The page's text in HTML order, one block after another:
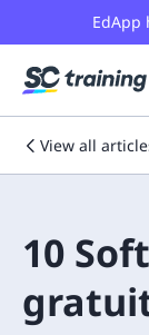
EdApp
View all
10